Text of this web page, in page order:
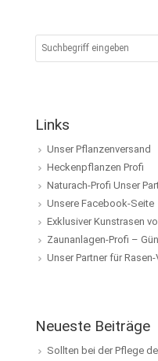
Links
Unser Pflanzenversand
Heckenpflanzen Profi
Naturach-Profi Unser
Unsere Facebook-Seite
Exklusiver Kunstrasen
Zaunanlagen-Profi –
Unser Partner für
Neueste Beiträge
Sollten bei der Pflege